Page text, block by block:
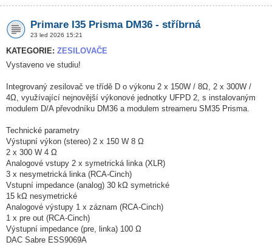
Primare I35 Prisma DM36 - stříbrná
23 led 2026 15:21
KATEGORIE: ZESILOVAČE
Vystaveno ve studiu!
Integrovaný zesilovač ve třídě D o výkonu 2 x 150W / 8Ω, 2 x 300W /
4Ω, využívající nejnovější výkonové jednotky UFPD 2, s instalovaným
modulem D/A převodníku DM36 a modulem streameru SM35 Prisma.
Technické parametry
Výstupní výkon (stereo) 2 x 150 W 8 Ω
2 x 300 W 4 Ω
Analogové vstupy 2 x symetrická linka (XLR)
3 x nesymetrická linka (RCA-Cinch)
Vstupní impedance (analog) 30 kΩ symetrické
15 kΩ nesymetrické
Analogové výstupy 1 x záznam (RCA-Cinch)
1 x pre out (RCA-Cinch)
Výstupní impedance (pre, linka) 100 Ω
DAC Sabre ESS9069A